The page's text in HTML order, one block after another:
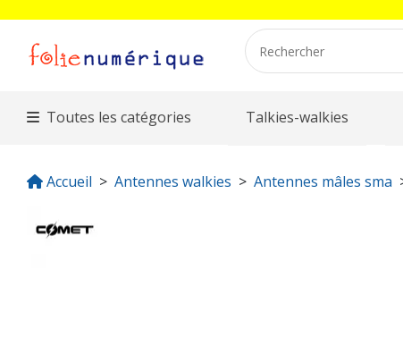
Toutes les catégories Talkies-walkies
Accueil Antennes walkies Antennes mâles sma